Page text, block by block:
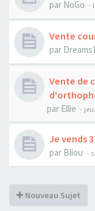
par NoGo -
Vente
par
Vente de
par Ellie -
Je vends
par Bliou -
Nouveau Sujet